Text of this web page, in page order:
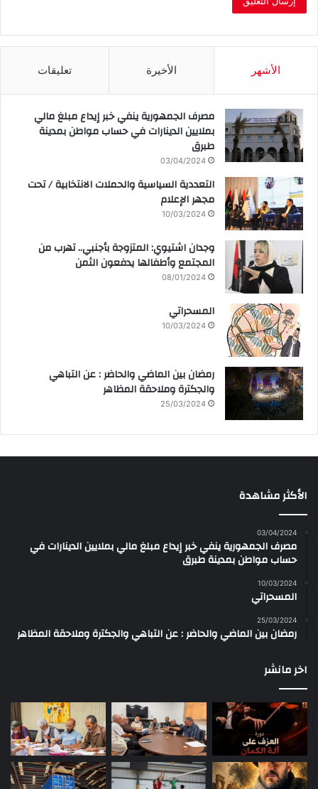
الأشهر الأخيرة تعليقات
مصرف الجمهورية ينفي خبر إيداع مبلغ مالي
بملايين الدينارات في حساب مواطن بمدينة
طبرق
03/04/2024
التعددية السياسية والحملات الانتخابية / تحت
مجهر الإعلام
10/03/2024
وجدان اشتيوي: المتزوجة بأجنبي.. تهرب من
المجتمع وأطفالها يدفعون الثمن
08/01/2024
المسحراتي
10/03/2024
رمضان بين الماضي والحاضر : عن التباهي
والجكترة وملاحقة المظاهر
25/03/2024
الأكثر مشاهدة
03/04/2024
مصرف الجمهورية ينفي خبر إيداع مبلغ مالي بملايين الدينارات في
حساب مواطن بمدينة طبرق
10/03/2024
المسحراتي
25/03/2024
رمضان بين الماضي والحاضر : عن التباهي والجكترة وملاحقة المظاهر
اخر مانشر